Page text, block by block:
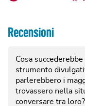
Recensioni
Cosa
strumento
parlerebbero i
trovassero nella
conversare tra